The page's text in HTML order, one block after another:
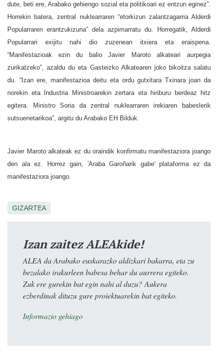
dute, beti ere, Arabako gehiengo sozial eta politikoari ez entzun eginez”.
Horrekin batera, zentral nuklearraren “etorkizun zalantzagarria Alderdi
Popularraren erantzukizuna” dela azpimarratu du. Horregatik, Alderdi
Popularrari exijitu nahi dio zuzenean itxiera eta eraispena.
“Manifestazioak ezin du balio Javier Maroto alkateari aurpegia
zurikatzeko”, azaldu du eta Gasteizko Alkatearen joko bikoitza salatu
du. “Izan ere, manifestazioa deitu eta ordu gutxitara Txinara joan da
norekin eta Industria Ministroarekin zertara eta hiriburu berdeaz hitz
egitera. Ministro Soria da zentral nuklearraren irekiaren babeslerik
sutsuenetarikoa”, argitu du Arabako EH Bilduk.
Javier Maroto alkateak ez du oraindik konfirmatu manifestaziora joango
den ala ez. Horrez gain, 'Araba Garoñarik gabe' plataforma ez da
manifestaziora joango.
GIZARTEA
Izan zaitez ALEAkide!
ALEA da Arabako euskarazko aldizkari bakarra, eta zu
bezalako irakurleen babesa behar du aurrera egiteko.
Zuk ere gurekin bat egin nahi al duzu? Aukera
ezberdinak dituzu gure proiektuarekin bat egiteko.
Informazio gehiago